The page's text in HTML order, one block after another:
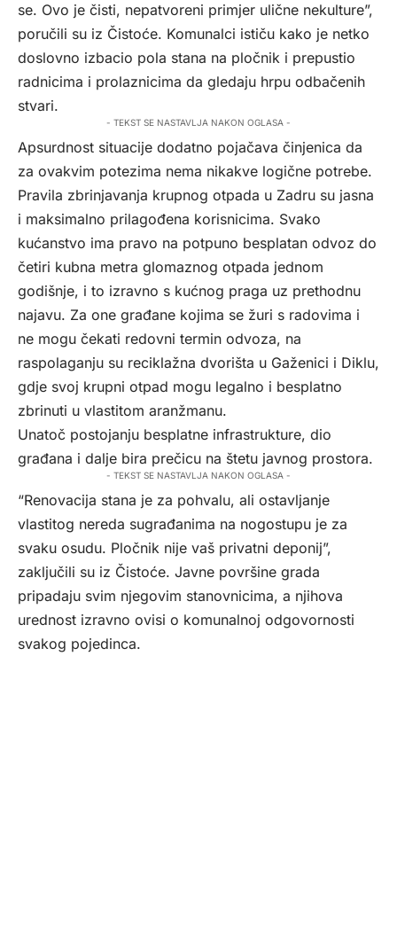
se. Ovo je čisti, nepatvoreni primjer ulične nekulture”,
poručili su iz Čistoće. Komunalci ističu kako je netko
doslovno izbacio pola stana na pločnik i prepustio
radnicima i prolaznicima da gledaju hrpu odbačenih
stvari.
- TEKST SE NASTAVLJA NAKON OGLASA -
Apsurdnost situacije dodatno pojačava činjenica da
za ovakvim potezima nema nikakve logične potrebe.
Pravila zbrinjavanja krupnog otpada u Zadru su jasna
i maksimalno prilagođena korisnicima. Svako
kućanstvo ima pravo na potpuno besplatan odvoz do
četiri kubna metra glomaznog otpada jednom
godišnje, i to izravno s kućnog praga uz prethodnu
najavu. Za one građane kojima se žuri s radovima i
ne mogu čekati redovni termin odvoza, na
raspolaganju su reciklažna dvorišta u Gaženici i Diklu,
gdje svoj krupni otpad mogu legalno i besplatno
zbrinuti u vlastitom aranžmanu.
Unatoč postojanju besplatne infrastrukture, dio
građana i dalje bira prečicu na štetu javnog prostora.
- TEKST SE NASTAVLJA NAKON OGLASA -
“Renovacija stana je za pohvalu, ali ostavljanje
vlastitog nereda sugrađanima na nogostupu je za
svaku osudu. Pločnik nije vaš privatni deponij”,
zaključili su iz Čistoće. Javne površine grada
pripadaju svim njegovim stanovnicima, a njihova
urednost izravno ovisi o komunalnoj odgovornosti
svakog pojedinca.